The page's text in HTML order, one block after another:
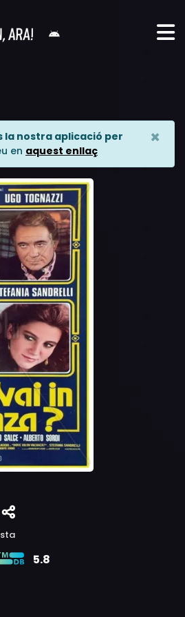
la nostra aplicació per
en aquest enllaç
×
5.8